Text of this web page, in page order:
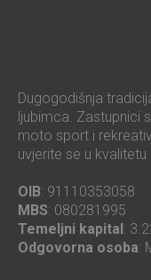
Dugogodišnja
ljubimca. Zastupnici
moto sport i
uvjerite se u kvalitetu
OIB: 91110353058
MBS: 080281995
Temeljni kapital:
Odgovorna osoba: